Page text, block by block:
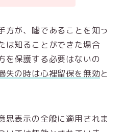
方が、嘘であることを知っ
は知ることができた場合
を保護する必要はないの
失の時は心裡留保を無効と
思表示の全般に適用されま